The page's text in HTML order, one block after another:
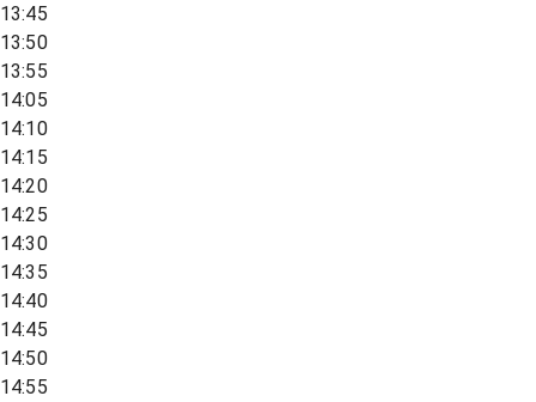
13:45
13:50
13:55
14:05
14:10
14:15
14:20
14:25
14:30
14:35
14:40
14:45
14:50
14:55